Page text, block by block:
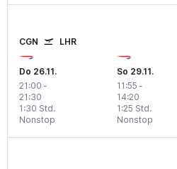
CGN LHR
Do 26.11.
21:00 -
21:30
Nonstop
1:30 Std.
So 29.11.
11:55 -
14:20
Nonstop
1:25 Std.